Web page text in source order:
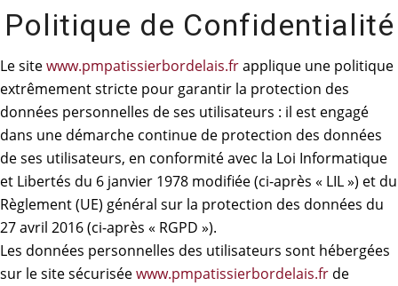
Politique de Confidentialité
Le sitewww.pmpatissierbordelais.frapplique une politique
extrêmement stricte pour garantir la protection des
données personnelles de ses utilisateurs : il est engagé
dans une démarche continue de protection des données
de ses utilisateurs, en conformité avec la Loi Informatique
et Libertés du 6 janvier 1978 modifiée (ci-après « LIL ») et du
Règlement (UE) général sur la protection des données du
27 avril 2016 (ci-après « RGPD »).
Les données personnelles des utilisateurs sont hébergées
sur le site sécuriséewww.pmpatissierbordelais.fr de